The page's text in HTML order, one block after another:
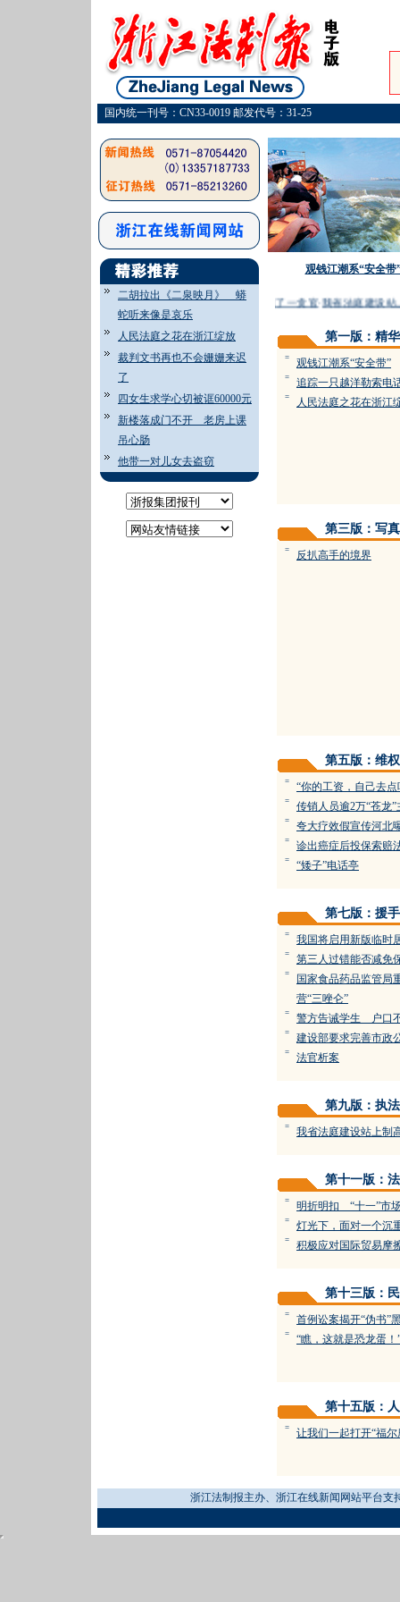
国内统一刊号：CN33-0019 邮发代号：31-25
二胡拉出《二泉映月》 蟒
蛇听来像是哀乐
人民法庭之花在浙江绽放
裁判文书再也不会姗姗来迟
了
四女生求学心切被诓60000元
新楼落成门不开 老房上课
吊心肠
他带一对儿女去盗窃
观钱江潮系“安全带
你好，法律使者·一纸荒唐协议栽了一贪官·我省法庭建设站
第一版：精
= 观钱江潮系“安全带”
= 追踪一只越洋勒索电
= 人民法庭之花在浙江
第三版：写真
= 反扒高手的境界
第五版：维权
= “你的工资，自己去点
= 传销人员逾2万“苍龙
= 夸大疗效假宣传河北
= 诊出癌症后投保索赔
= “矮子”电话亭
第七版：援手
= 我国将启用新版临时
= 第三人过错能否减免
=
国家食品药品监管局
营“三唑仑”
= 警方告诫学生 户口
= 建设部要求完善市政
= 法官析案
第九版：执
= 我省法庭建设站上制
第十一版：
= 明折明扣 “十一”市
= 灯光下，面对一个沉
= 积极应对国际贸易摩
第十三版：
= 首例讼案揭开“伪书”
= “瞧，这就是恐龙蛋！
第十五版：
= 让我们一起打开“福
浙江法制报主办、浙江在线新闻网站平台